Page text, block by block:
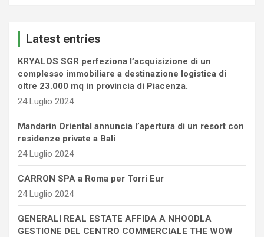
Latest entries
KRYALOS SGR perfeziona l’acquisizione di un
complesso immobiliare a destinazione logistica di
oltre 23.000 mq in provincia di Piacenza.
24 Luglio 2024
Mandarin Oriental annuncia l’apertura di un resort con
residenze private a Bali
24 Luglio 2024
CARRON SPA a Roma per Torri Eur
24 Luglio 2024
GENERALI REAL ESTATE AFFIDA A NHOODLA
GESTIONE DEL CENTRO COMMERCIALE THE WOW